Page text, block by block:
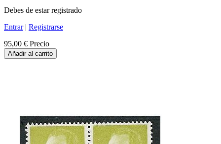
Debes de estar registrado
Entrar| Registrarse
95,00 € Precio
Añadir al carrito